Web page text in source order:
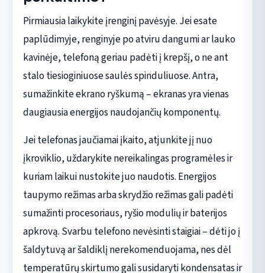
Pirmiausia laikykite įrenginį pavėsyje. Jei esate
paplūdimyje, renginyje po atviru dangumi ar lauko
kavinėje, telefoną geriau padėti į krepšį, o ne ant
stalo tiesioginiuose saulės spinduliuose. Antra,
sumažinkite ekrano ryškumą – ekranas yra vienas
daugiausia energijos naudojančių komponentų.
Jei telefonas jaučiamai įkaito, atjunkite jį nuo
įkroviklio, uždarykite nereikalingas programėles ir
kuriam laikui nustokite juo naudotis. Energijos
taupymo režimas arba skrydžio režimas gali padėti
sumažinti procesoriaus, ryšio modulių ir baterijos
apkrovą. Svarbu telefono nevėsinti staigiai – dėti jo į
šaldytuvą ar šaldiklį nerekomenduojama, nes dėl
temperatūrų skirtumo gali susidaryti kondensatas ir